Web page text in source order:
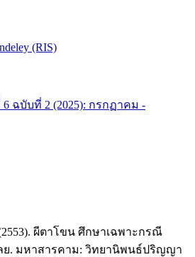
(RIS)
ฉบับที่ 2 (2025): กรกฏาคม -
ผีตาโขน ศึกษาเฉพาะกรณี
ย. มหาสารคาม: วิทยานิพนธ์ปริญญา